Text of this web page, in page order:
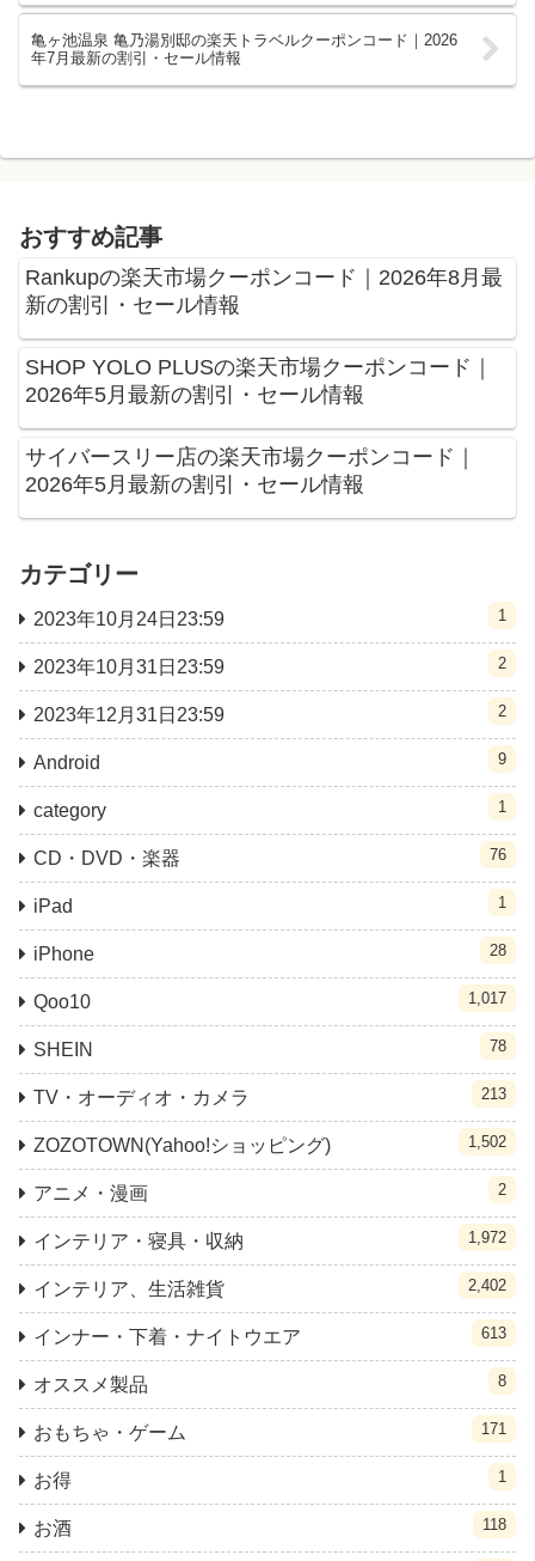
亀ヶ池温泉 亀乃湯別邸の楽天トラベルクーポンコード｜2026
年7月最新の割引・セール情報
おすすめ記事
Rankupの楽天市場クーポンコード｜2026年8月最
新の割引・セール情報
SHOP YOLO PLUSの楽天市場クーポンコード｜
2026年5月最新の割引・セール情報
サイバースリー店の楽天市場クーポンコード｜
2026年5月最新の割引・セール情報
カテゴリー
2023年10月24日23:59 1
2023年10月31日23:59 2
2023年12月31日23:59 2
Android 9
category 1
CD・DVD・楽器 76
iPad 1
iPhone 28
Qoo10 1,017
SHEIN 78
TV・オーディオ・カメラ 213
ZOZOTOWN(Yahoo!ショッピング) 1,502
アニメ・漫画 2
インテリア・寝具・収納 1,972
インテリア、生活雑貨 2,402
インナー・下着・ナイトウエア 613
オススメ製品 8
おもちゃ・ゲーム 171
お得 1
お酒 118